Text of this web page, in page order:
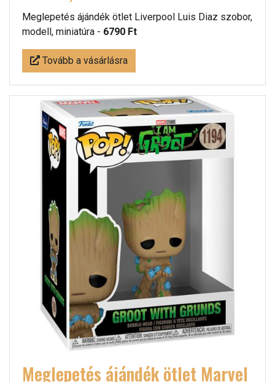
Meglepetés ájándék ötlet Liverpool Luis Diaz szobor,
modell, miniatúra - 6790 Ft
Tovább a vásárlásra
Meglepetés ájándék ötlet Marvel